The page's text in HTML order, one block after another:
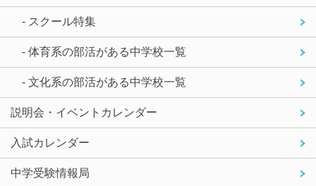
- スクール特集
- 体育系の部活がある中学校一覧
- 文化系の部活がある中学校一覧
説明会・イベントカレンダー
入試カレンダー
中学受験情報局